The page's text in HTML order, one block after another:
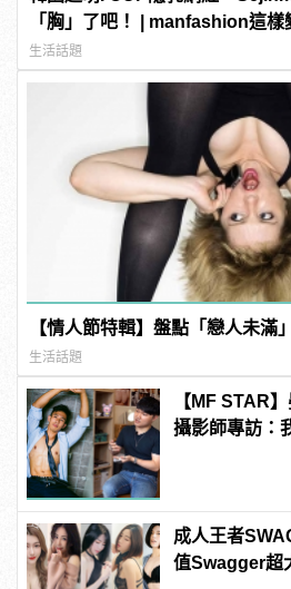
「胸」了吧！ | manfashion這樣
生活話題
【情人節特輯】盤點「戀人未滿
生活話題
【MF STAR
攝影師專訪：
成人王者
值Swagger超